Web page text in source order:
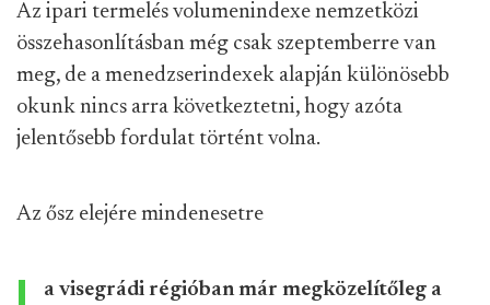
Az ipari termelés volumenindexe nemzetközi
összehasonlításban még csak szeptemberre van
meg, de a menedzserindexek alapján különösebb
okunk nincs arra következtetni, hogy azóta
jelentősebb fordulat történt volna.
Az ősz elejére mindenesetre
a visegrádi régióban már megközelítőleg a